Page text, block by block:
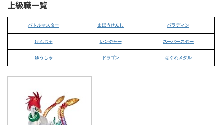
上級職一覧
バトルマスター まほうせんし パラディン
けんじゃ レンジャー スーパースター
ゆうしゃ ドラゴン はぐれメタル